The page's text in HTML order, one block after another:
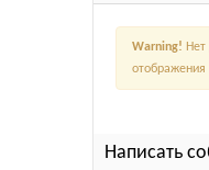
Warning!
отображения
Написать